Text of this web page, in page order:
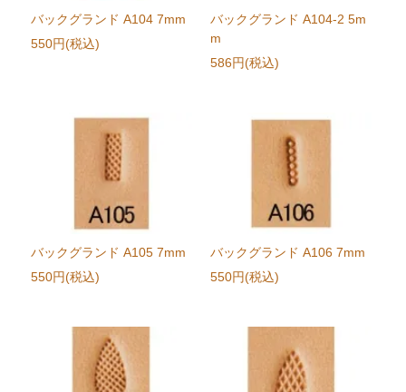
バックグランド A104 7mm
550円(税込)
バックグランド A104-2 5m
m
586円(税込)
バックグランド A105 7mm
550円(税込)
バックグランド A106 7mm
550円(税込)